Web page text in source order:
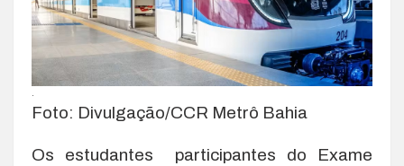
Foto: Divulgação/CCR Metrô Bahia
Os estudantes participantes do Exame